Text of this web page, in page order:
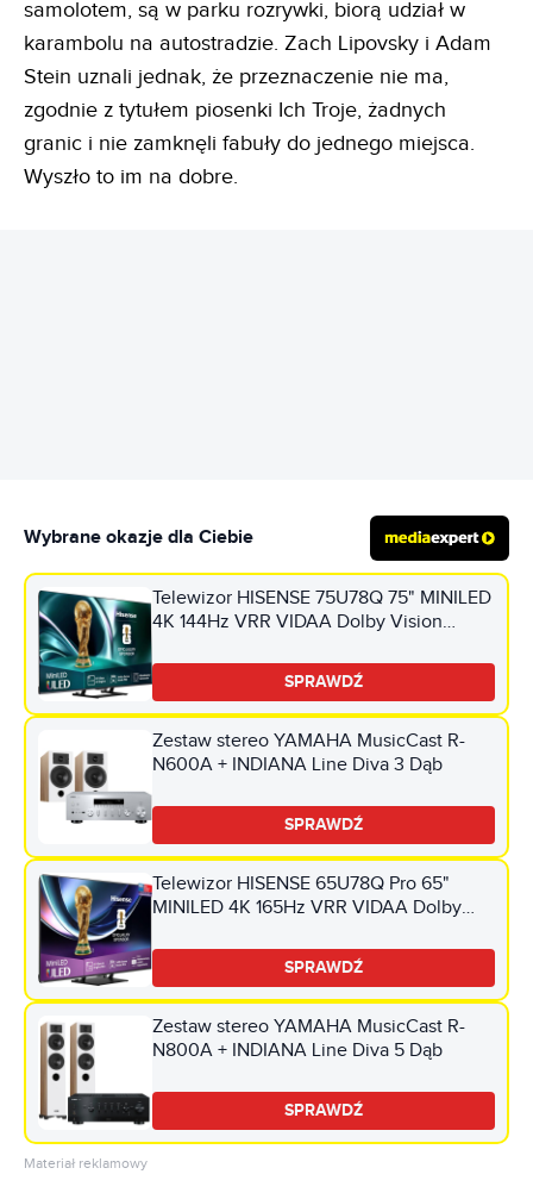
samolotem, są w parku rozrywki, biorą udział w
karambolu na autostradzie. Zach Lipovsky i Adam
Stein uznali jednak, że przeznaczenie nie ma,
zgodnie z tytułem piosenki Ich Troje, żadnych
granic i nie zamknęli fabuły do jednego miejsca.
Wyszło to im na dobre.
Wybrane okazje dla Ciebie
Telewizor HISENSE 75U78Q 75" MINILED
4K 144Hz VRR VIDAA Dolby Vision
SPRAWDŹ
Zestaw stereo YAMAHA MusicCast R-
N600A + INDIANA Line Diva 3 Dąb
SPRAWDŹ
Telewizor HISENSE 65U78Q Pro 65"
MINILED 4K 165Hz VRR VIDAA Dolby
SPRAWDŹ
Zestaw stereo YAMAHA MusicCast R-
N800A + INDIANA Line Diva 5 Dąb
SPRAWDŹ
Materiał reklamowy